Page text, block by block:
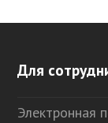
Для
Электронная